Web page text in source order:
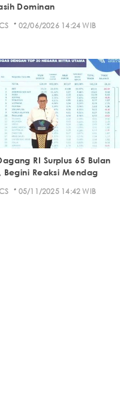
Dominan
· 02/06/2026 14:24 WIB
RI Surplus 65 Bulan
Begini Reaksi Mendag
· 05/11/2025 14:42 WIB